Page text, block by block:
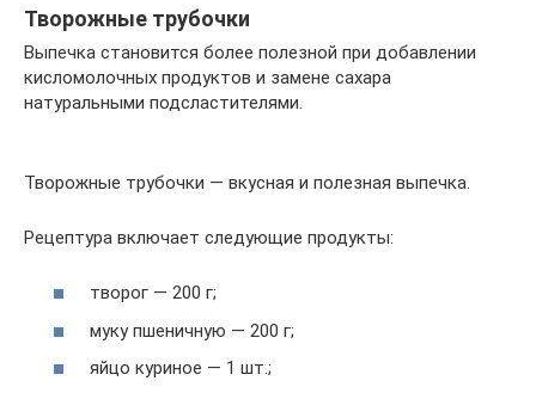
Творожные трубочки
Выпечка становится более полезной при добавлении
кисломолочных продуктов и замене сахара
натуральными подсластителями.
Творожные трубочки — вкусная и полезная выпечка.
Рецептура включает следующие продукты:
творог — 200 г;
муку пшеничную — 200 г;
яйцо куриное — 1 шт.;